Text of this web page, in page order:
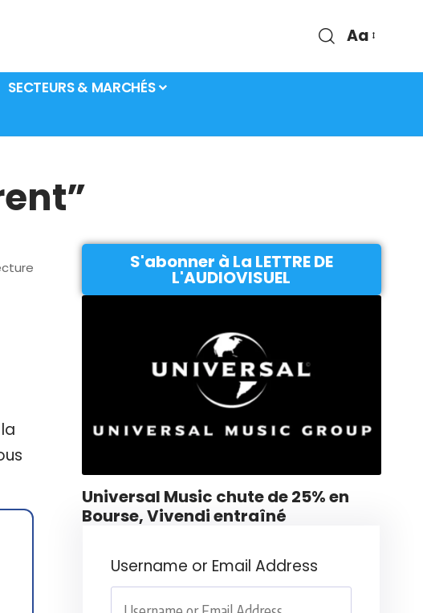
Aa
SECTEURS & MARCHÉS
S'abonner à La LETTRE DE
L'AUDIOVISUEL
Universal Music chute de 25% en
Bourse, Vivendi entraîné
Username or Email Address